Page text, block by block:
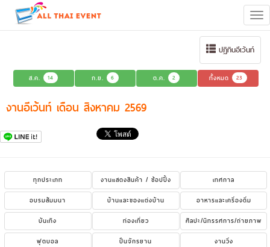
ปฏิทินอีเว้นท์
ส.ค. 14 ก.ย. 6 ต.ค. 2 ทั้งหมด 23
งานอีเว้นท์ เดือน สิงหาคม 2569
ทุกประเภท งานแสดงสินค้า / ช้อปปิ้ง
เทศกาล
อบรมสัมมนา
บ้านและของแต่งบ้าน
อาหารและเครื่องดื่ม
บันเทิง
ท่องเที่ยว
ศิลปะ/นิทรรศการ/ถ่ายภาพ
ฟุตบอล
ปั่นจักรยาน
งานวิ่ง